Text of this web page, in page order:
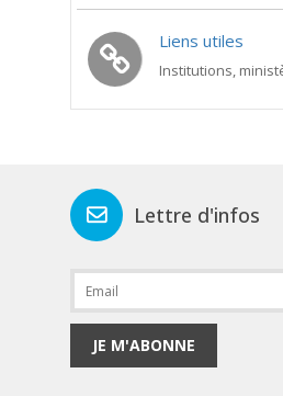
Liens utiles
Institutions,
Lettre d'infos
JE M'ABONNE